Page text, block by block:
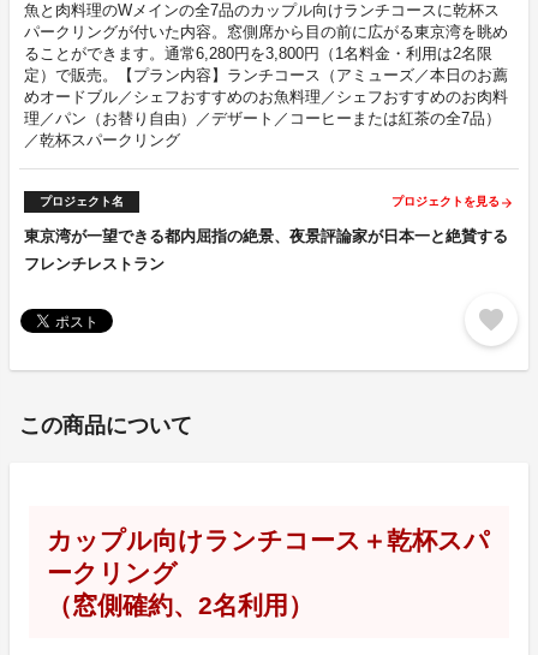
魚と肉料理のWメインの全7品のカップル向けランチコースに乾杯ス
パークリングが付いた内容。窓側席から目の前に広がる東京湾を眺め
ることができます。通常6,280円を3,800円（1名料金・利用は2名限
定）で販売。【プラン内容】ランチコース（アミューズ／本日のお薦
めオードブル／シェフおすすめのお魚料理／シェフおすすめのお肉料
理／パン（お替り自由）／デザート／コーヒーまたは紅茶の全7品）
／乾杯スパークリング
プロジェクト名 プロジェクトを見る arrow_forward
東京湾が一望できる都内屈指の絶景、夜景評論家が日本一と絶賛する
フレンチレストラン
favorite
この商品について
カップル向けランチコース＋乾杯スパ
ークリング
（窓側確約、2名利用）